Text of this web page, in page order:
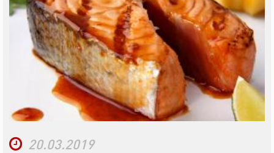
20.03.2019